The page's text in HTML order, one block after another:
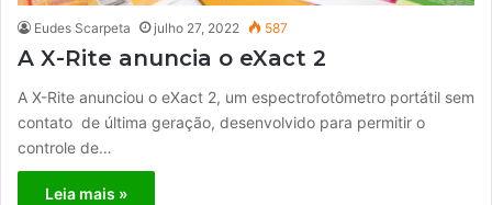
Eudes Scarpeta julho 27, 2022 587
A X-Rite anuncia o eXact 2
A X-Rite anunciou o eXact 2, um espectrofotômetro portátil sem
contato de última geração, desenvolvido para permitir o
controle de…
Leia mais »